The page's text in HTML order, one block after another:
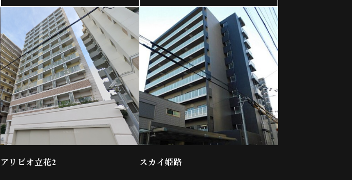
アリビオ立花2 スカイ姫路